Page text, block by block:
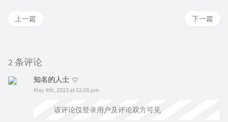
下一篇
上一篇
2 条评论
知名的人士
May 4th, 2023 at 02:05 pm
该评论仅登录用户及评论双方可见